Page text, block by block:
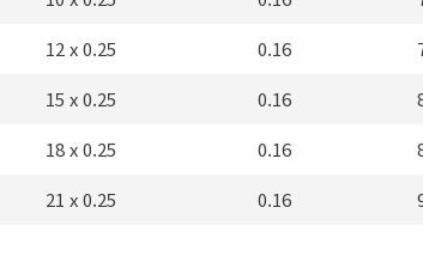
12 x 0.25 0.16
15 x 0.25 0.16
18 x 0.25 0.16
21 x 0.25 0.16